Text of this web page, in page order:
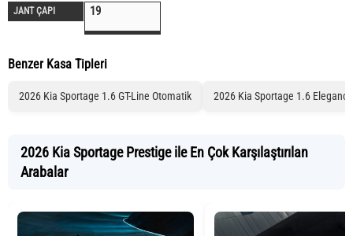
JANT ÇAPI 19
Benzer Kasa Tipleri
2026 Kia Sportage 1.6 GT-Line Otomatik 2026 Kia Sportage 1.6
2026 Kia Sportage Prestige ile En Çok Karşılaştırılan
Arabalar